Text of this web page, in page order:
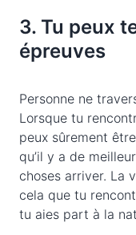
3. Tu peux
épreuves
Personne ne
Lorsque tu
peux sûrement
qu’il y a de
choses arriver. La
cela que tu
tu aies part à la